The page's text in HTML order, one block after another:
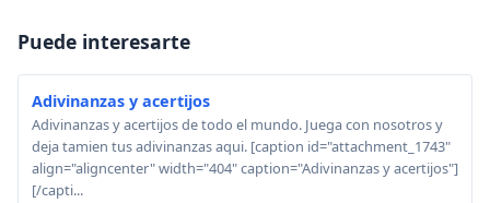
Puede interesarte
Adivinanzas y acertijos
Adivinanzas y acertijos de todo el mundo. Juega con nosotros y
deja tamien tus adivinanzas aqui. [caption id="attachment_1743"
align="aligncenter" width="404" caption="Adivinanzas y acertijos"]
[/capti...